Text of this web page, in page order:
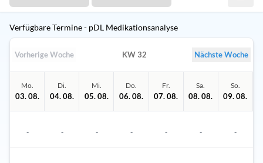
Verwenden Sie Tab
Verfügbare Termine - pDL Medikationsanalyse
Vorherige Woche KW 32 Nächste Woche
Mo.
03. 08.
Di.
04. 08.
Mi.
05. 08.
Do.
06. 08.
Fr.
07. 08.
Sa.
08. 08.
So.
09. 08.
- - - - - - -